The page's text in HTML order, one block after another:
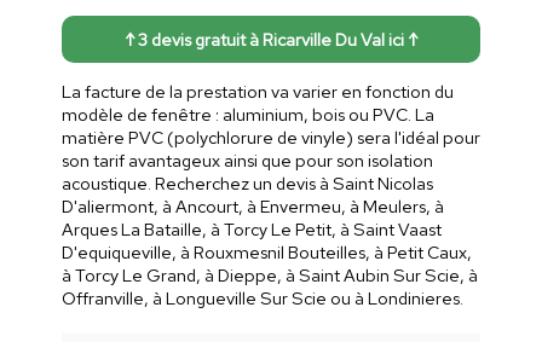
↑ 3 devis gratuit à Ricarville Du Val ici ↑
La facture de la prestation va varier en fonction du
modèle de fenêtre : aluminium, bois ou PVC. La
matière PVC (polychlorure de vinyle) sera l'idéal pour
son tarif avantageux ainsi que pour son isolation
acoustique. Recherchez un devis à Saint Nicolas
D'aliermont, à Ancourt, à Envermeu, à Meulers, à
Arques La Bataille, à Torcy Le Petit, à Saint Vaast
D'equiqueville, à Rouxmesnil Bouteilles, à Petit Caux,
à Torcy Le Grand, à Dieppe, à Saint Aubin Sur Scie, à
Offranville, à Longueville Sur Scie ou à Londinieres.